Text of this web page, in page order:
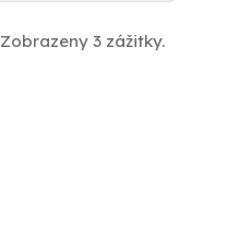
Zobrazeny 3 zážitky.